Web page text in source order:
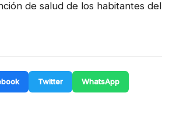
de salud de los habitantes del
Twitter WhatsApp